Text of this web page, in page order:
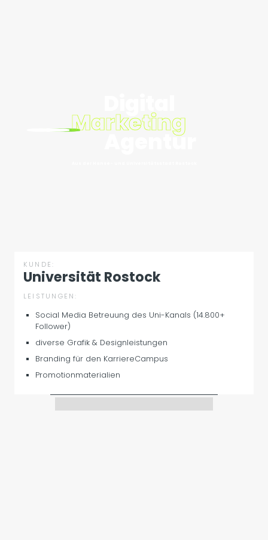
Marketing
Agentur
KUNDE:
Universität Rostock
LEISTUNGEN:
Social Media Betreuung des Uni-Kanals (14.800+
Follower)
diverse Grafik & Designleistungen
Branding für den KarriereCampus
Promotionmaterialien